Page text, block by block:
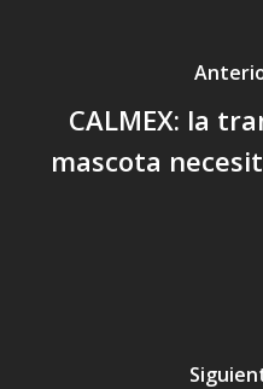
CALMEX: la
mascota